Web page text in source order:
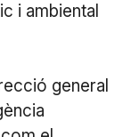
i ambiental
general